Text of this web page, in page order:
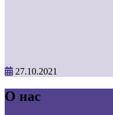
27.10.2021
О нас